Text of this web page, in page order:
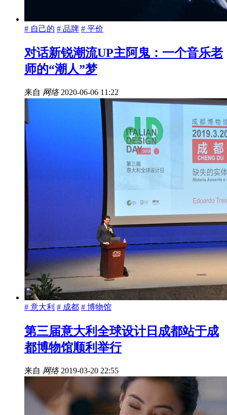
# 自己的 # 品牌 # 平价
对话新锐潮流UP主阿鬼：一个音乐老
师的“潮人”梦
来自 网络 2020-06-06 11:22
# 意大利 # 成都 # 博物馆
第三届意大利全球设计日成都站于成
都博物馆顺利举行
来自 网络 2019-03-20 22:55